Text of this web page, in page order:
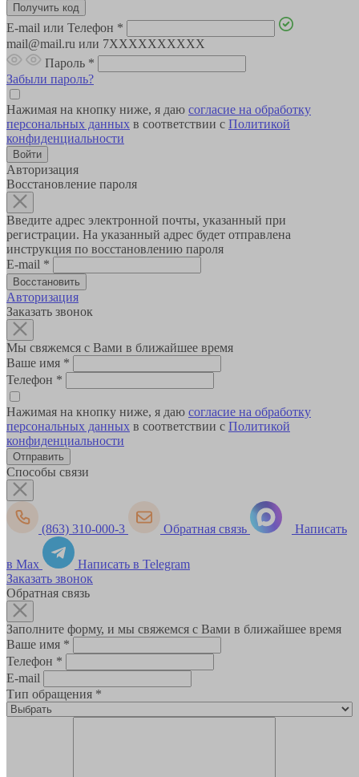
E-mail или Телефон *
mail@mail.ru или 7XXXXXXXXXX
Пароль *
Забыли пароль?
Нажимая на кнопку ниже, я даю согласие на обработку
персональных данных в соответствии с Политикой
конфиденциальности
Авторизация
Восстановление пароля
Введите адрес электронной почты, указанный при
регистрации. На указанный адрес будет отправлена
инструкция по восстановлению пароля
E-mail *
Авторизация
Заказать звонок
Мы свяжемся с Вами в ближайшее время
Ваше имя *
Телефон *
Нажимая на кнопку ниже, я даю согласие на обработку
персональных данных в соответствии с Политикой
конфиденциальности
Способы связи
(863) 310-000-3 Обратная связь Написать
в Max
Написать в Telegram
Заказать звонок
Обратная связь
Заполните форму, и мы свяжемся с Вами в ближайшее время
Ваше имя *
Телефон *
E-mail
Тип обращения *